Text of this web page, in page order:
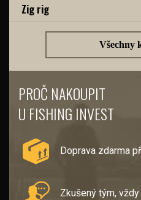
Zig rig
Všechny
PROČ NAKOUPIT
U FISHING INVEST
Doprava zdarma
Zkušený tým,